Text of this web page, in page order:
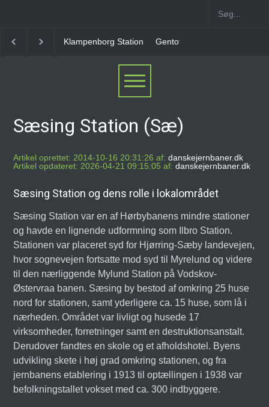
Gentofte Station Ny Ellebjerg Station [2006-2023]
Sæsing Station (Sæ)
Artikel oprettet: 2014-10-16 20:31:26 af: danskejernbaner.dk
Artikel opdateret: 2026-04-21 09:15:05 af: danskejernbaner.dk
Sæsing Station og dens rolle i lokalområdet
Sæsing Station var en af Hørbybanens mindre stationer
og havde en lignende udformning som Ilbro Station.
Stationen var placeret syd for Hjørring-Sæby landevejen,
hvor sognevejen fortsatte mod syd til Myrelund og videre
til den nærliggende Mylund Station på Vodskov-
Østervraa banen. Sæsing by bestod af omkring 25 huse
nord for stationen, samt yderligere ca. 15 huse, som lå i
nærheden. Området var livligt og husede 17
virksomheder, forretninger samt en destruktionsanstalt.
Derudover fandtes en skole og et afholdshotel. Byens
udvikling skete i høj grad omkring stationen, og fra
jernbanens etablering i 1913 til optællingen i 1938 var
befolkningstallet vokset med ca. 300 indbyggere.